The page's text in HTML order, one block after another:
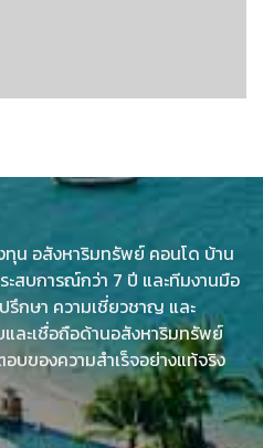
ทุน อสังหาริมทรัพย์ คอนโด บ้าน
สบการณ์กว่า 7 ปี และทีมงานมือ
กษา ความเชี่ยวชาญ และ
ละเชื่อถือด้านอสังหาริมทรัพย์
บของความสำเร็จอย่างแท้จริง